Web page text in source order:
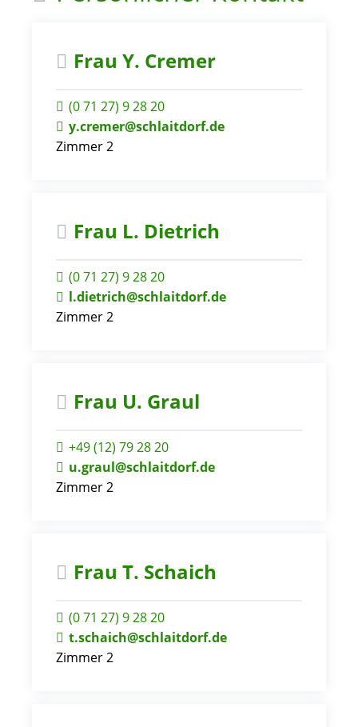
Frau Y. Cremer
(0 71 27) 9 28 20
y.cremer@schlaitdorf.de
Zimmer 2
Frau L. Dietrich
(0 71 27) 9 28 20
l.dietrich@schlaitdorf.de
Zimmer 2
Frau U. Graul
+49 (12) 79 28 20
u.graul@schlaitdorf.de
Zimmer 2
Frau T. Schaich
(0 71 27) 9 28 20
t.schaich@schlaitdorf.de
Zimmer 2